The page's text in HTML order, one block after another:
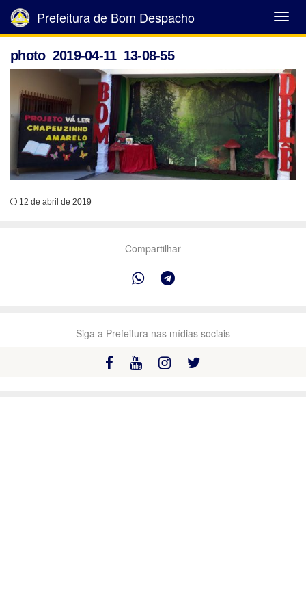
Abrir
Menu
Prefeitura de Bom Despacho
photo_2019-04-11_13-08-55
12 de abril de 2019
Compartilhar
Siga a Prefeitura nas mídias sociais